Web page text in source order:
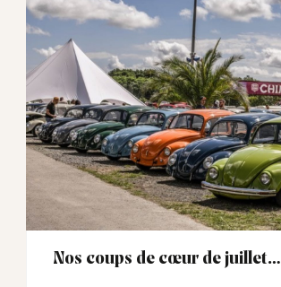
Nos coups de cœur de juillet…